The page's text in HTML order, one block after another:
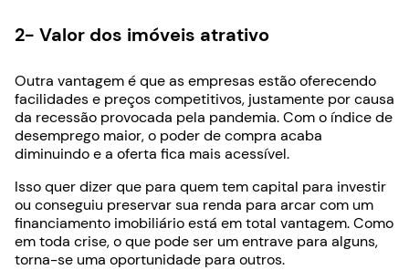
2- Valor dos imóveis atrativo
Outra vantagem é que as empresas estão oferecendo
facilidades e preços competitivos, justamente por causa
da recessão provocada pela pandemia. Com o índice de
desemprego maior, o poder de compra acaba
diminuindo e a oferta fica mais acessível.
Isso quer dizer que para quem tem capital para investir
ou conseguiu preservar sua renda para arcar com um
financiamento imobiliário está em total vantagem. Como
em toda crise, o que pode ser um entrave para alguns,
torna-se uma oportunidade para outros.